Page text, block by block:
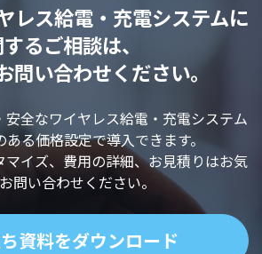
レス給電・充電システムに
るご相談は、
問い合わせください。
全なワイヤレス給電・充電システム
る価格設定で導入できます。
マイズ、費用の詳細、お見積りはお気
問い合わせください。
資料をダウンロード